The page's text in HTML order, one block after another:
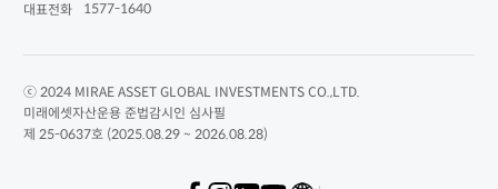
대표전화
1577-1640
ⓒ 2024 MIRAE ASSET GLOBAL INVESTMENTS CO.,LTD.
미래에셋자산운용 준법감시인 심사필
제 25-0637호 (2025.08.29 ~ 2026.08.28)